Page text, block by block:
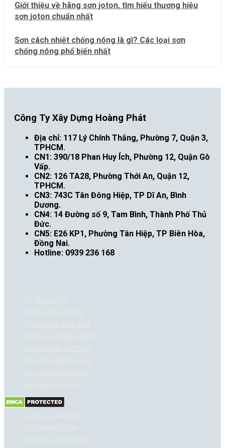
Giới thiệu về hãng sơn joton, tìm hiểu thương hiệu
sơn joton chuẩn nhất
Sơn cách nhiệt chống nóng là gì? Các loại sơn
chống nóng phổ biến nhất
Công Ty Xây Dựng Hoàng Phát
Địa chỉ: 117 Lý Chính Thắng, Phường 7, Quận 3,
TPHCM.
CN1: 390/18 Phan Huy Ích, Phường 12, Quận Gò
Vấp.
CN2: 126 TA28, Phường Thới An, Quận 12,
TPHCM.
CN3: 743C Tân Đông Hiệp, TP Dĩ An, Bình
Dương.
CN4: 14 Đường số 9, Tam Bình, Thành Phố Thủ
Đức.
CN5: E26 KP1, Phường Tân Hiệp, TP Biên Hòa,
Đồng Nai.
Hotline: 0939 236 168